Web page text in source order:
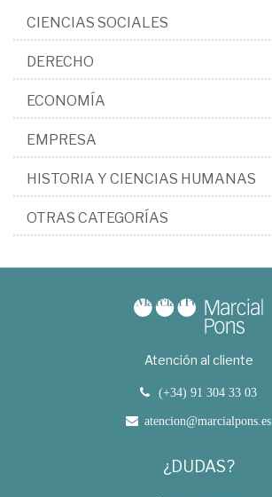
CIENCIAS SOCIALES
DERECHO
ECONOMÍA
EMPRESA
HISTORIA Y CIENCIAS HUMANAS
OTRAS CATEGORÍAS
Atención al cliente
(+34) 91 304 33 03
atencion@marcialpons.es
¿DUDAS?